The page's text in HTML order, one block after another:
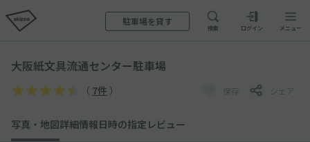
駐車場を貸す
検索 ログイン メニュー
大阪紙文具流通センター駐車場
（ 7件 ） 保存 シェア
写真・地図詳細情報日時の指定 レビュー